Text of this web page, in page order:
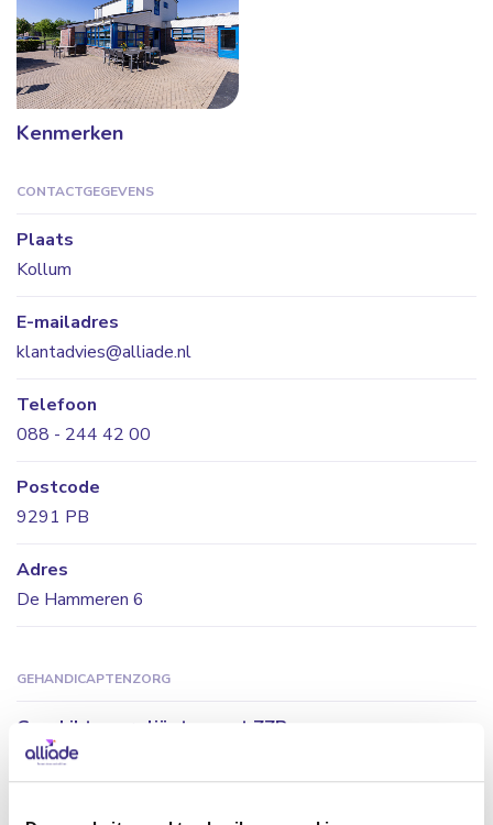
Kenmerken
CONTACTGEGEVENS
Plaats
Kollum
E-mailadres
klantadvies@alliade.nl
Telefoon
088 - 244 42 00
Postcode
9291 PB
Adres
De Hammeren 6
GEHANDICAPTENZORG
Geschikt voor cliënten met ZZP
6
7